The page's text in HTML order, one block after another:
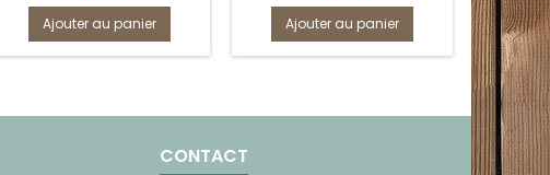
Ajouter au panier Ajouter au panier
CONTACT